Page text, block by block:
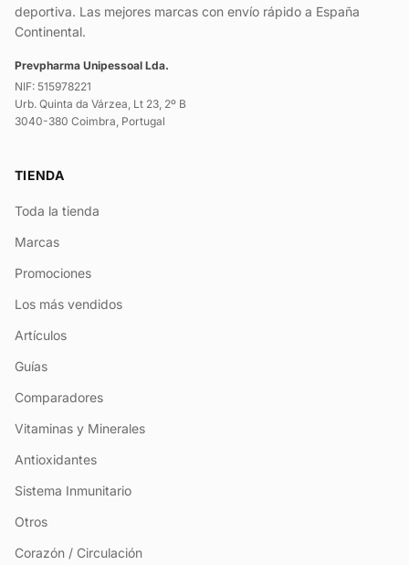
deportiva. Las mejores marcas con envío rápido a España
Continental.
Prevpharma Unipessoal Lda.
NIF: 515978221
Urb. Quinta da Várzea, Lt 23, 2º B
3040-380 Coimbra, Portugal
TIENDA
Toda la tienda
Marcas
Promociones
Los más vendidos
Artículos
Guías
Comparadores
Vitaminas y Minerales
Antioxidantes
Sistema Inmunitario
Otros
Corazón / Circulación